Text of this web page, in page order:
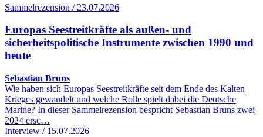
Sammelrezension / 23.07.2026
Europas Seestreitkräfte als außen- und
sicherheitspolitische Instrumente zwischen 1990 und
heute
Sebastian Bruns
Wie haben sich Europas Seestreitkräfte seit dem Ende des Kalten
Krieges gewandelt und welche Rolle spielt dabei die Deutsche
Marine? In dieser Sammelrezension bespricht Sebastian Bruns zwei
2024 ersc…
Interview / 15.07.2026